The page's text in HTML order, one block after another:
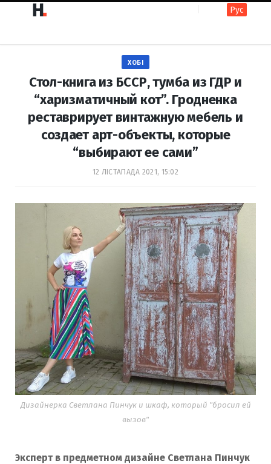
c
e
o
o
k
s
t
g
r
a
m
Рус
ХОБІ
Стол-книга из БССР, тумба из ГДР и
“харизматичный кот”. Гродненка
реставрирует винтажную мебель и
создает арт-объекты, которые
“выбирают ее сами”
12 ЛІСТАПАДА 2021, 15:02
Дизайнерка Светлана Пинчук и шкаф, который "бросил ей
вызов"
Эксперт в предметном дизайне Светлана Пинчук